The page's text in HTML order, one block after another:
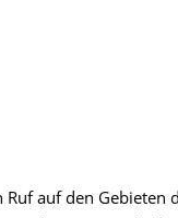
auf den Gebieten